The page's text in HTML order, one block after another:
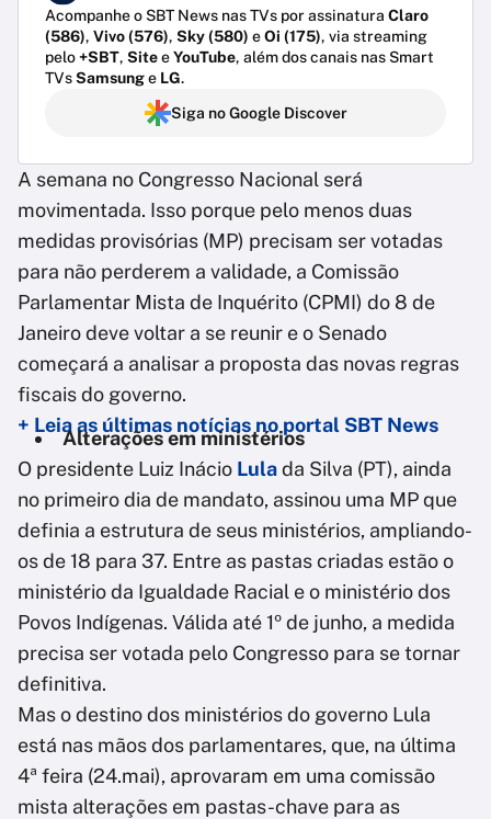
Acompanhe o SBT News nas TVs por assinatura Claro
(586), Vivo (576), Sky (580) eOi (175), via streaming
pelo+SBT, SiteeYouTube, além dos canais nas Smart
TVsSamsunge LG.
Siga no Google Discover
A semana no Congresso Nacional será
movimentada. Isso porque pelo menos duas
medidas provisórias (MP) precisam ser votadas
para não perderem a validade, a Comissão
Parlamentar Mista de Inquérito (CPMI) do 8 de
Janeiro deve voltar a se reunir e o Senado
começará a analisar a proposta das novas regras
fiscais do governo.
+ Leia as últimas notícias no portal SBT News
Alterações em ministérios
O presidente Luiz Inácio Lulada Silva (PT), ainda
no primeiro dia de mandato, assinou uma MP que
definia a estrutura de seus ministérios, ampliando-
os de 18 para 37. Entre as pastas criadas estão o
ministério da Igualdade Racial e o ministério dos
Povos Indígenas. Válida até 1º de junho, a medida
precisa ser votada pelo Congresso para se tornar
definitiva.
Mas o destino dos ministérios do governo Lula
está nas mãos dos parlamentares, que, na última
4ª feira (24.mai), aprovaram em uma comissão
mista alterações em pastas-chave para as